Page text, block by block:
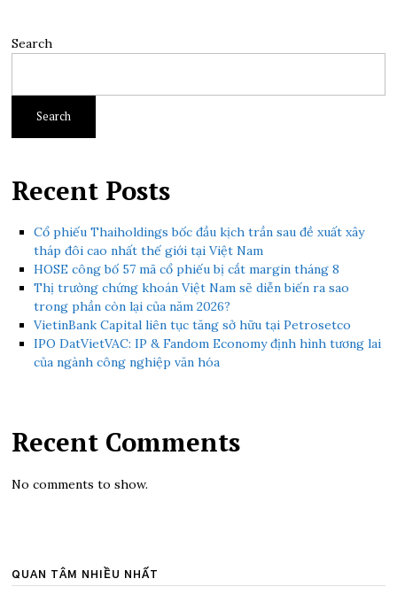
Search
Search
Recent Posts
Cổ phiếu Thaiholdings bốc đầu kịch trần sau đề xuất xây
tháp đôi cao nhất thế giới tại Việt Nam
HOSE công bố 57 mã cổ phiếu bị cắt margin tháng 8
Thị trường chứng khoán Việt Nam sẽ diễn biến ra sao
trong phần còn lại của năm 2026?
VietinBank Capital liên tục tăng sở hữu tại Petrosetco
IPO DatVietVAC: IP & Fandom Economy định hình tương lai
của ngành công nghiệp văn hóa
Recent Comments
No comments to show.
QUAN TÂM NHIỀU NHẤT